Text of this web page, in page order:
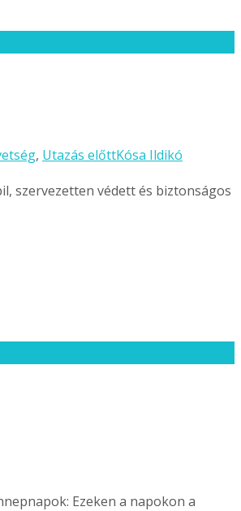
, Utazás előttKósa Ildikó
szervezetten védett és biztonságos
Ezeken a napokon a